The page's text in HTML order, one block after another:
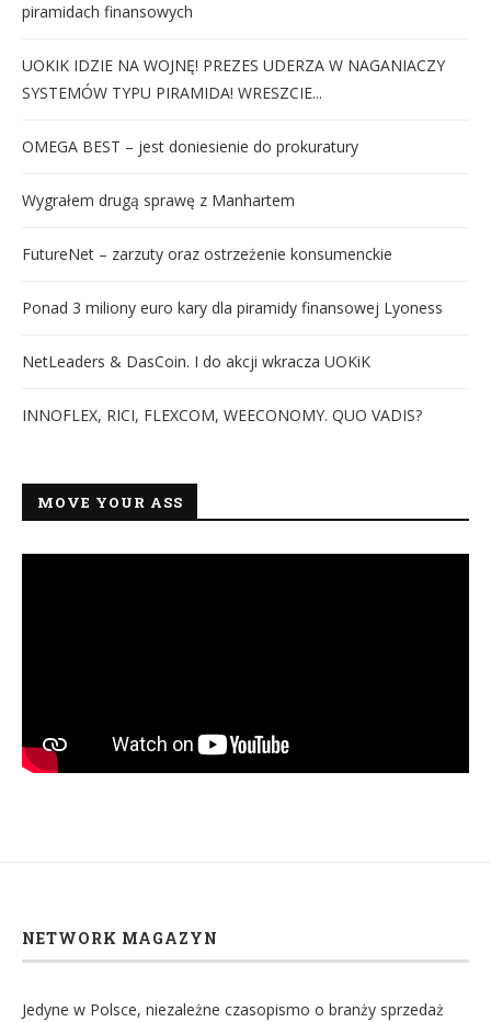
piramidach finansowych
UOKIK IDZIE NA WOJNĘ! PREZES UDERZA W NAGANIACZY
SYSTEMÓW TYPU PIRAMIDA! WRESZCIE...
OMEGA BEST – jest doniesienie do prokuratury
Wygrałem drugą sprawę z Manhartem
FutureNet – zarzuty oraz ostrzeżenie konsumenckie
Ponad 3 miliony euro kary dla piramidy finansowej Lyoness
NetLeaders & DasCoin. I do akcji wkracza UOKiK
INNOFLEX, RICI, FLEXCOM, WEECONOMY. QUO VADIS?
MOVE YOUR ASS
NETWORK MAGAZYN
Jedyne w Polsce, niezależne czasopismo o branży sprzedaż